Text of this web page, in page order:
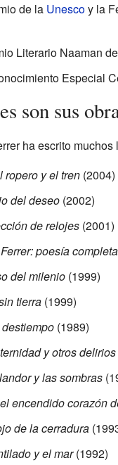
de la Unescoy la
Literario Naaman
Especial
son sus
ha escrito
ropero y el tren(2004)
del deseo(2002)
de relojes(2001)
poesía
del milenio(1999)
tierra(1999)
(1989)
y otros delirios
y las sombras
encendido corazón
de la cerradura
y el mar(1992)